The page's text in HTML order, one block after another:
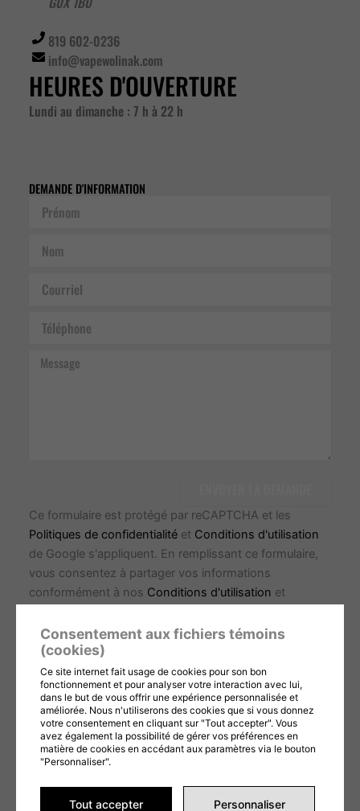
819 602-0236
info@vapewolinak.com
HEURES D'OUVERTURE
Lundi au dimanche : 7 h à 22 h
DEMANDE D'INFORMATION
Message
Ce formulaire est protégé par reCAPTCHA et les
Politiques de confidentialité et Conditions d'utilisation
de Google s'appliquent. En remplissant ce formulaire,
vous consentez à partager vos informations
conformément à nos Conditions d'utilisation et
Consentement aux fichiers témoins
(cookies)
Ce site internet fait usage de cookies pour son bon
fonctionnement et pour analyser votre interaction avec lui,
dans le but de vous offrir une expérience personnalisée et
améliorée. Nous n'utiliserons des cookies que si vous donnez
votre consentement en cliquant sur "Tout accepter". Vous
avez également la possibilité de gérer vos préférences en
matière de cookies en accédant aux paramètres via le bouton
"Personnaliser".
Tout accepter Personnaliser